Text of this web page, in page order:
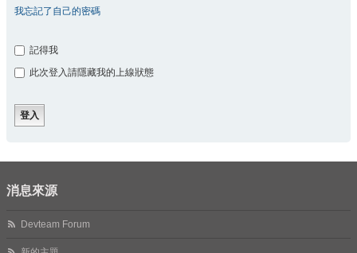
我忘記了自己的密碼
記得我
此次登入請隱藏我的上線狀態
消息來源
Devteam Forum